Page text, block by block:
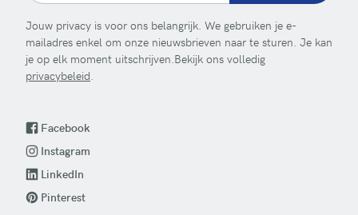
Jouw privacy is voor ons belangrijk. We gebruiken je e-
mailadres enkel om onze nieuwsbrieven naar te sturen. Je kan
je op elk moment uitschrijven.Bekijk ons volledig
privacybeleid.
Facebook
Instagram
LinkedIn
Pinterest